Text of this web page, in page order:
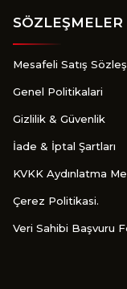
SÖZLEŞMELER
Mesafeli Satış
Genel Politikalari
Gizlilik & Güvenlik
İade & İptal Şartları
KVKK Aydınlatma
Çerez Politikasi.
Veri Sahibi Başvuru